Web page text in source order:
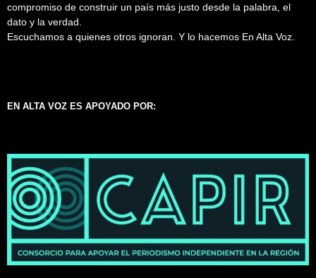
compromiso de construir un país más justo desde la palabra, el
dato y la verdad.
Escuchamos a quienes otros ignoran. Y lo hacemos En Alta Voz.
EN ALTA VOZ ES APOYADO POR: